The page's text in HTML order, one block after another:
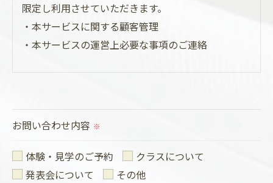
限定し利用させていただきます。
・本サービスに関する顧客管理
・本サービスの運営上必要な事項のご連絡
られた場合を除き、
ません。
お問い合わせ内容 ※
体験・見学のご予約
クラスについて
発表会について
その他